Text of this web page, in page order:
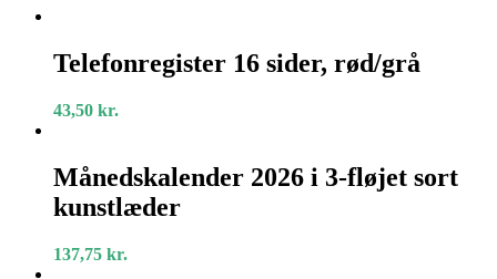
16
sider,
Telefonregister 16 sider, rød/grå
43,50 kr.
2026
i
3-
sort
kunstlæder
Månedskalender 2026 i 3-fløjet sort
kunstlæder
137,75 kr.